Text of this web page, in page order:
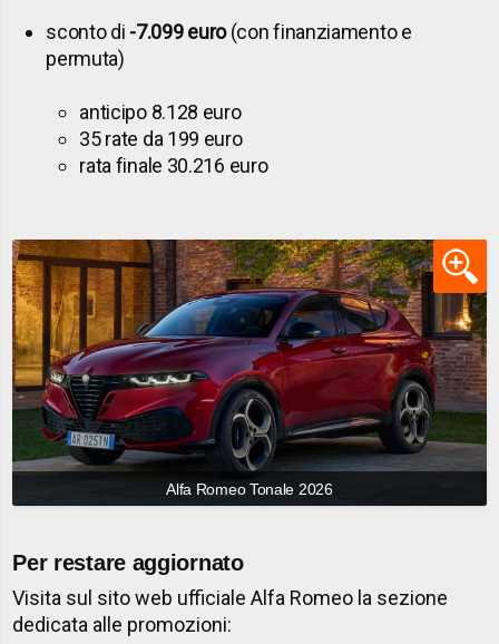
sconto di -7.099 euro(con finanziamento e
permuta)
anticipo 8.128 euro
35 rate da 199 euro
rata finale 30.216 euro
Alfa Romeo Tonale 2026
Per restare aggiornato
Visita sul sito web ufficiale Alfa Romeo la sezione
dedicata alle promozioni: